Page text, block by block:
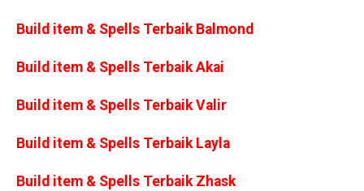
Build item & Spells Terbaik Balmond
Build item & Spells Terbaik Akai
Build item & Spells Terbaik Valir
Build item & Spells Terbaik Layla
Build item & Spells Terbaik Zhask